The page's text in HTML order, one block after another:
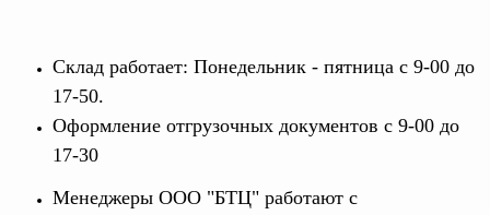
Вакансии
Написать нам
Доверенность на
Документы по работе с
Склад работает: Понедельник - пятница с 9-00 до
17-50.
Оформление отгрузочных документов с 9-00 до
17-30
Менеджеры ООО "БТЦ" работают с